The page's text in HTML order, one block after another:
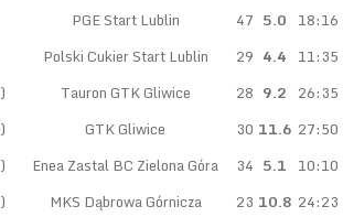
PGE Start Lublin 47 5.0 18:16
Polski Cukier Start Lublin 29 4.4 11:35
Tauron GTK Gliwice 28 9.2 26:35
GTK Gliwice 30 11.6 27:50
Enea Zastal BC Zielona Góra 34 5.1 10:10
MKS Dąbrowa Górnicza 23 10.8 24:23